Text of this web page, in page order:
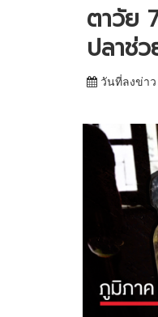
ตาวัย
ปลาช่
วันที่ลงข่าว